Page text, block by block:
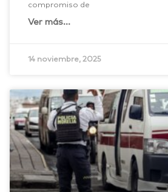
compromiso de
Ver más...
14 noviembre, 2025